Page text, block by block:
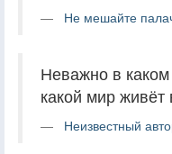
Не мешайте
Неважно в
какой мир живёт
Неизвестный